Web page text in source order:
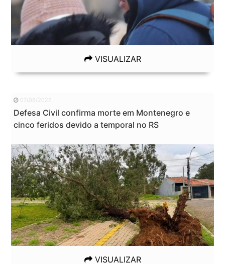
VISUALIZAR
07/08/2026
Defesa Civil confirma morte em Montenegro e
cinco feridos devido a temporal no RS
VISUALIZAR